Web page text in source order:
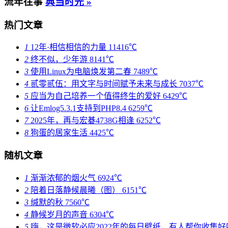
热门文章
1 12年·相信相信的力量 11416℃
2 终不似，少年游 8141℃
3 使用Linux为电脑焕发第二春 7489℃
4 贰零贰伍：用文字与时间赋予未来与成长 7037℃
5 应当为自己培养一个值得终生的爱好 6429℃
6 让Emlog5.3.1支持到PHP8.4 6259℃
72025年，再与宏碁4738G相逢 6252℃
8 狗蛋的居家生活 4425℃
随机文章
1 渐渐浓郁的烟火气 6924℃
2 陪着日落静候晨曦（图） 6151℃
3 缄默的秋 7560℃
4 静候岁月的声音 6304℃